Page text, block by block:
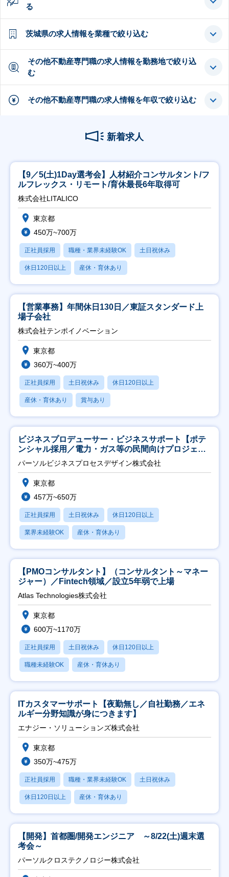
る
茨城県の求人情報を業種で絞り込む
その他不動産専門職の求人情報を勤務地で絞り込
む
その他不動産専門職の求人情報を年収で絞り込む
新着求人
【9／5(土)1Day選考会】人材紹介コンサルタント/フ
ルフレックス・リモート/育休最長6年取得可
株式会社LITALICO
東京都
450万~700万
正社員採用 職種・業界未経験OK 土日祝休み
休日120日以上 産休・育休あり
【営業事務】年間休日130日／東証スタンダード上
場子会社
株式会社テンポイノベーション
東京都
360万~400万
正社員採用 土日祝休み 休日120日以上
産休・育休あり 賞与あり
ビジネスプロデューサー・ビジネスサポート【ポテ
ンシャル採用／電力・ガス等の民間向けプロジェク
ト推進】
パーソルビジネスプロセスデザイン株式会社
東京都
457万~650万
正社員採用 土日祝休み 休日120日以上
業界未経験OK 産休・育休あり
【PMOコンサルタント】（コンサルタント～マネー
ジャー）／Fintech領域／設立5年弱で上場
Atlas Technologies株式会社
東京都
600万~1170万
正社員採用 土日祝休み 休日120日以上
職種未経験OK 産休・育休あり
ITカスタマーサポート【夜勤無し／自社勤務／エネ
ルギー分野知識が身につきます】
エナジー・ソリューションズ株式会社
東京都
350万~475万
正社員採用 職種・業界未経験OK 土日祝休み
休日120日以上 産休・育休あり
【開発】首都圏/開発エンジニア ～8/22(土)週末選
考会～
パーソルクロステクノロジー株式会社